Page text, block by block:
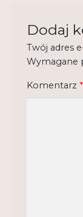
Shop
Test
Tutor na
Dodaj
Twój adres
Wymagane
Komentarz *